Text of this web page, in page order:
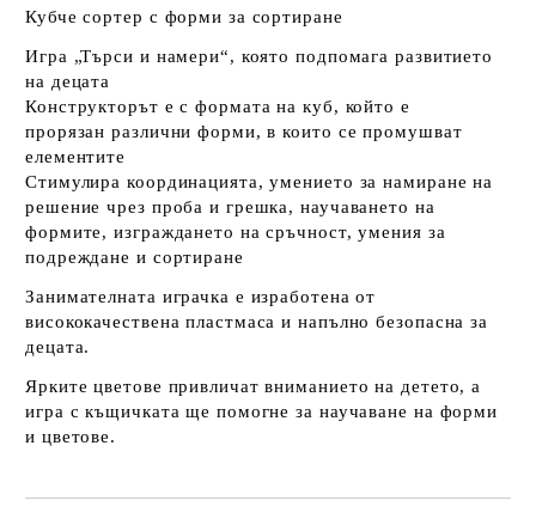
Кубче сортер с форми за сортиране
Игра „Търси и намери“, която подпомага развитието
на децата
Конструкторът е с формата на куб, който е
прорязан различни форми, в които се промушват
елементите
Стимулира координацията, умението за намиране на
решение чрез проба и грешка, научаването на
формите, изграждането на сръчност, умения за
подреждане и сортиране
Занимателната играчка е изработена от
висококачествена пластмаса и напълно безопасна за
децата.
Ярките цветове привличат вниманието на детето, а
игра с къщичката ще помогне за научаване на форми
и цветове.